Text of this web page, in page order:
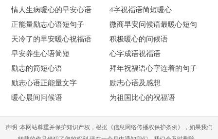
福运；放一首音乐，唱响你的愿望；发一条短信，庆祝你的生
日；寄一份祝福，愿你永远快乐。
15、让我为你祝福，让我为你欢笑，因为在你生日的今天，
我的内心也跟你一样地欢腾、喜悦。祝你快乐！
16、让金色的光芒照进你的、心房，把阴霾驱散。用洁白的
云编织你的快乐，让喜悦涌现。将绮丽的彩虹铺满你平安的天
17、在我的最亲爱的人生日之时，我托明月、星辰、阳光以
情人生病暖心的早安心语
4字祝福语简短暖心
正能量励志心语短句子
微商早安问候语最暖心短句
天冷了的早安暖心祝福语
积极暖心的问候语
早安养生心语简短
心字成语祝福语
励志的简短心语
拜年祝福语心字连着的句子
励志心语正能量文字
励志心语及感想
暖心晨间问候语
为祖国比心的祝福语
声明 :本网站尊重并保护知识产权，根据《信息网络传播权保护条例》，如果我们